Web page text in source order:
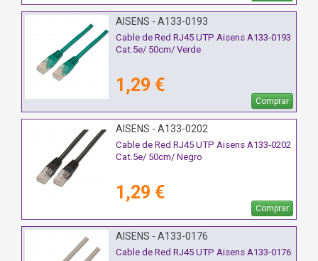
AISENS - A133-0193
Cable de Red RJ45 UTP Aisens A133-0193
Cat.5e/ 50cm/ Verde
1,29 €
Comprar
AISENS - A133-0202
Cable de Red RJ45 UTP Aisens A133-0202
Cat.5e/ 50cm/ Negro
1,29 €
Comprar
AISENS - A133-0176
Cable de Red RJ45 UTP Aisens A133-0176